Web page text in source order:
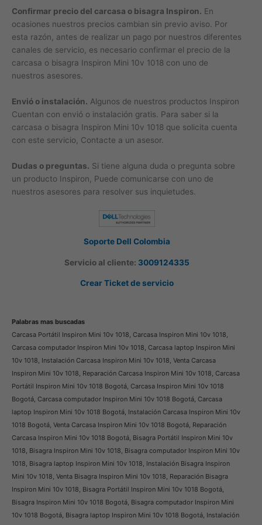
Confirmar precio del carcasa o bisagra Inspiron. En
ocasiones nuestros precios cambian sin previo aviso. Por
esta razón, antes de realizar un pago por nuestros diferentes
canales de servicio, es necesario confirmar el precio de la
carcasa o bisagra Inspiron Mini 10v 1018 con uno de
nuestros asesores.
Envió o instalación. Algunos de nuestros productos Inspiron
Cuentan con envió o instalación gratis. Para saber si la
carcasa o bisagra Inspiron Mini 10v 1018 que solicita cuenta
con este servicio, Contacte a un asesor.
Dudas o preguntas. Si tiene alguna duda o pregunta sobre
un producto Inspiron, Puede comunicarse con uno de
nuestros asesores para resolver sus inquietudes.
Soporte Dell Colombia
Servicio al cliente: 3009124335
Crear Ticket de servicio
Palabras mas buscadas
Carcasa Portátil Inspiron Mini 10v 1018, Carcasa Inspiron Mini 10v 1018,
Carcasa computador Inspiron Mini 10v 1018, Carcasa laptop Inspiron Mini
10v 1018, Instalación Carcasa Inspiron Mini 10v 1018, Venta Carcasa
Inspiron Mini 10v 1018, Reparación Carcasa Inspiron Mini 10v 1018, Carcasa
Portátil Inspiron Mini 10v 1018 Bogotá, Carcasa Inspiron Mini 10v 1018
Bogotá, Carcasa computador Inspiron Mini 10v 1018 Bogotá, Carcasa
laptop Inspiron Mini 10v 1018 Bogotá, Instalación Carcasa Inspiron Mini 10v
1018 Bogotá, Venta Carcasa Inspiron Mini 10v 1018 Bogotá, Reparación
Carcasa Inspiron Mini 10v 1018 Bogotá, Bisagra Portátil Inspiron Mini 10v
1018, Bisagra Inspiron Mini 10v 1018, Bisagra computador Inspiron Mini 10v
1018, Bisagra laptop Inspiron Mini 10v 1018, Instalación Bisagra Inspiron
Mini 10v 1018, Venta Bisagra Inspiron Mini 10v 1018, Reparación Bisagra
Inspiron Mini 10v 1018, Bisagra Portátil Inspiron Mini 10v 1018 Bogotá,
Bisagra Inspiron Mini 10v 1018 Bogotá, Bisagra computador Inspiron Mini
10v 1018 Bogotá, Bisagra laptop Inspiron Mini 10v 1018 Bogotá, Instalación